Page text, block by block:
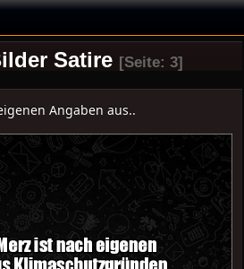
Satire [Seite: 3]
Angaben aus..